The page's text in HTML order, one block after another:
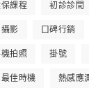
課程 初診診間
攝影 口碑行銷
拍照 掛號
最佳時機 熱感應